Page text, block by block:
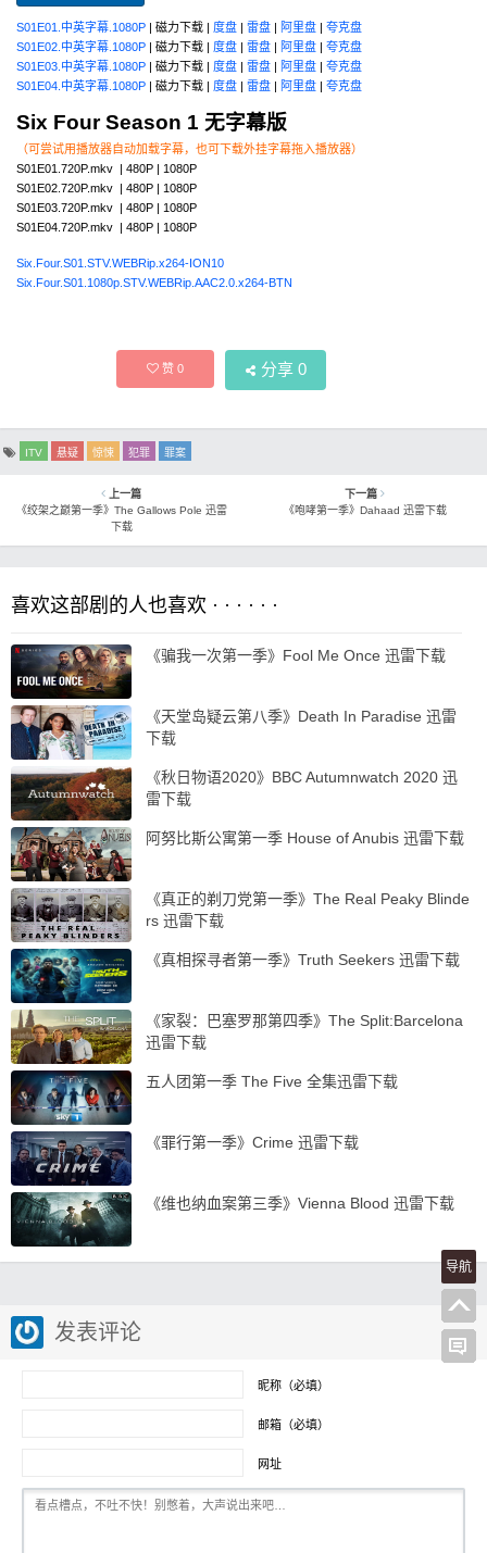
S01E01.中英字幕.1080P | 磁力下载 | 度盘 | 雷盘 | 阿里盘 | 夸克盘
S01E02.中英字幕.1080P | 磁力下载 | 度盘 | 雷盘 | 阿里盘 | 夸克盘
S01E03.中英字幕.1080P | 磁力下载 | 度盘 | 雷盘 | 阿里盘 | 夸克盘
S01E04.中英字幕.1080P | 磁力下载 | 度盘 | 雷盘 | 阿里盘 | 夸克盘
Six Four Season 1 无字幕版
（可尝试用播放器自动加载字幕，也可下载外挂字幕拖入播放器）
S01E01.720P.mkv | 480P | 1080P
S01E02.720P.mkv | 480P | 1080P
S01E03.720P.mkv | 480P | 1080P
S01E04.720P.mkv | 480P | 1080P
Six.Four.S01.STV.WEBRip.x264-ION10
Six.Four.S01.1080p.STV.WEBRip.AAC2.0.x264-BTN
赞0 分享 0
ITV 悬疑 惊悚 犯罪 罪案
上一篇
《绞架之巅第一季》The Gallows Pole 迅雷
下载
下一篇
《咆哮第一季》Dahaad 迅雷下载
喜欢这部剧的人也喜欢 · · · · · ·
《骗我一次第一季》Fool Me Once 迅雷下载
《天堂岛疑云第八季》Death In Paradise 迅雷
下载
《秋日物语2020》BBC Autumnwatch 2020 迅
雷下载
阿努比斯公寓第一季 House of Anubis 迅雷下载
《真正的剃刀党第一季》The Real Peaky Blinde
rs 迅雷下载
《真相探寻者第一季》Truth Seekers 迅雷下载
《家裂：巴塞罗那第四季》The Split:Barcelona
迅雷下载
五人团第一季 The Five 全集迅雷下载
《罪行第一季》Crime 迅雷下载
《维也纳血案第三季》Vienna Blood 迅雷下载
发表评论
昵称（必填）
邮箱（必填）
网址
导航